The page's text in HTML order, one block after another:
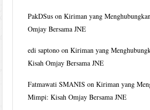
PakDSus onKiriman yang
Omjay Bersama JNE
edi saptono onKiriman yang
Kisah Omjay Bersama JNE
Fatmawati SMANIS onKiriman yang
Mimpi: Kisah Omjay Bersama JNE